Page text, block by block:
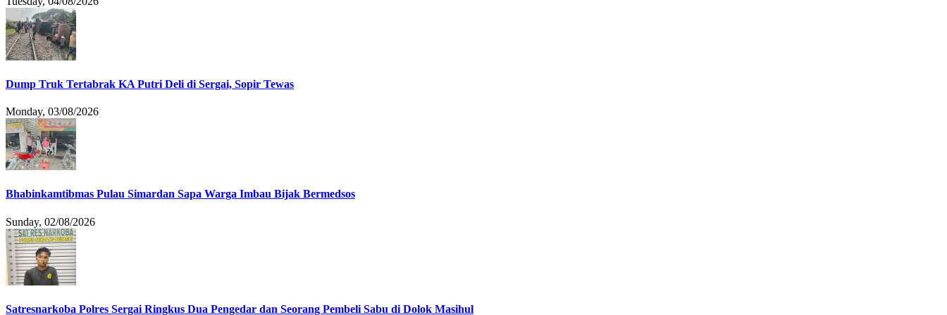
Dump Truk Tertabrak KA Putri Deli di Sergai, Sopir Tewas
Monday, 03/08/2026
Bhabinkamtibmas Pulau Simardan Sapa Warga Imbau Bijak Bermedsos
Sunday, 02/08/2026
Satresnarkoba Polres Sergai Ringkus Dua Pengedar dan Seorang Pembeli Sabu di Dolok Masihul